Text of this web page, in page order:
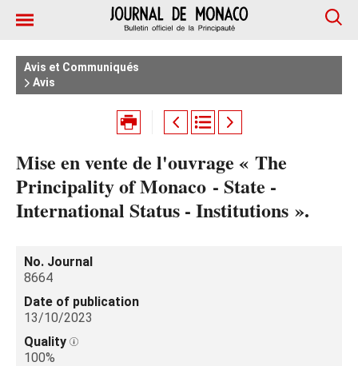
Avis et Communiqués
Avis
Mise en vente de l'ouvrage « The
Principality of Monaco - State -
International Status - Institutions ».
No. Journal
8664
Date of publication
13/10/2023
Quality
100%